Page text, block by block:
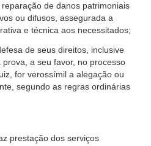
de danos patrimoniais
ou difusos, assegurada a
e técnica aos necessitados;
de seus direitos, inclusive
a seu favor, no processo
for verossímil a alegação ou
segundo as regras ordinárias
prestação dos serviços